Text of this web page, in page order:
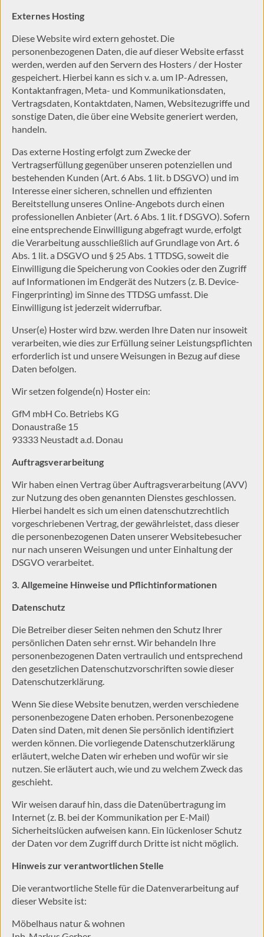
Externes Hosting
Diese Website wird extern gehostet. Die
personenbezogenen Daten, die auf dieser Website erfasst
werden, werden auf den Servern des Hosters / der Hoster
gespeichert. Hierbei kann es sich v. a. um IP-Adressen,
Kontaktanfragen, Meta- und Kommunikationsdaten,
Vertragsdaten, Kontaktdaten, Namen, Websitezugriffe und
sonstige Daten, die über eine Website generiert werden,
handeln.
Das externe Hosting erfolgt zum Zwecke der
Vertragserfüllung gegenüber unseren potenziellen und
bestehenden Kunden (Art. 6 Abs. 1 lit. b DSGVO) und im
Interesse einer sicheren, schnellen und effizienten
Bereitstellung unseres Online-Angebots durch einen
professionellen Anbieter (Art. 6 Abs. 1 lit. f DSGVO). Sofern
eine entsprechende Einwilligung abgefragt wurde, erfolgt
die Verarbeitung ausschließlich auf Grundlage von Art. 6
Abs. 1 lit. a DSGVO und § 25 Abs. 1 TTDSG, soweit die
Einwilligung die Speicherung von Cookies oder den Zugriff
auf Informationen im Endgerät des Nutzers (z. B. Device-
Fingerprinting) im Sinne des TTDSG umfasst. Die
Einwilligung ist jederzeit widerrufbar.
Unser(e) Hoster wird bzw. werden Ihre Daten nur insoweit
verarbeiten, wie dies zur Erfüllung seiner Leistungspflichten
erforderlich ist und unsere Weisungen in Bezug auf diese
Daten befolgen.
Wir setzen folgende(n) Hoster ein:
GfM mbH Co. Betriebs KG
Donaustraße 15
93333 Neustadt a.d. Donau
Auftragsverarbeitung
Wir haben einen Vertrag über Auftragsverarbeitung (AVV)
zur Nutzung des oben genannten Dienstes geschlossen.
Hierbei handelt es sich um einen datenschutzrechtlich
vorgeschriebenen Vertrag, der gewährleistet, dass dieser
die personenbezogenen Daten unserer Websitebesucher
nur nach unseren Weisungen und unter Einhaltung der
DSGVO verarbeitet.
3. Allgemeine Hinweise und Pflicht­informationen
Datenschutz
Die Betreiber dieser Seiten nehmen den Schutz Ihrer
persönlichen Daten sehr ernst. Wir behandeln Ihre
personenbezogenen Daten vertraulich und entsprechend
den gesetzlichen Datenschutzvorschriften sowie dieser
Datenschutzerklärung.
Wenn Sie diese Website benutzen, werden verschiedene
personenbezogene Daten erhoben. Personenbezogene
Daten sind Daten, mit denen Sie persönlich identifiziert
werden können. Die vorliegende Datenschutzerklärung
erläutert, welche Daten wir erheben und wofür wir sie
nutzen. Sie erläutert auch, wie und zu welchem Zweck das
geschieht.
Wir weisen darauf hin, dass die Datenübertragung im
Internet (z. B. bei der Kommunikation per E-Mail)
Sicherheitslücken aufweisen kann. Ein lückenloser Schutz
der Daten vor dem Zugriff durch Dritte ist nicht möglich.
Hinweis zur verantwortlichen Stelle
Die verantwortliche Stelle für die Datenverarbeitung auf
dieser Website ist:
Möbelhaus natur & wohnen